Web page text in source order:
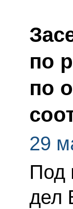
по
по
29
Под
дел